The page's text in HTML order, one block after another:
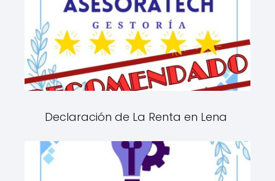
Declaración de La Renta en Lena